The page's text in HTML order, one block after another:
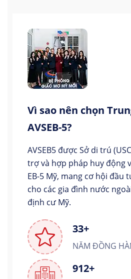
Vì sao nên chọn
AVSEB-5?
AVSEB5 được Sở di trú
trợ và hợp pháp huy động
EB-5 Mỹ, mang cơ hội đầu
cho các gia đình nước
định cư Mỹ.
33+
NĂM ĐỒNG
912+